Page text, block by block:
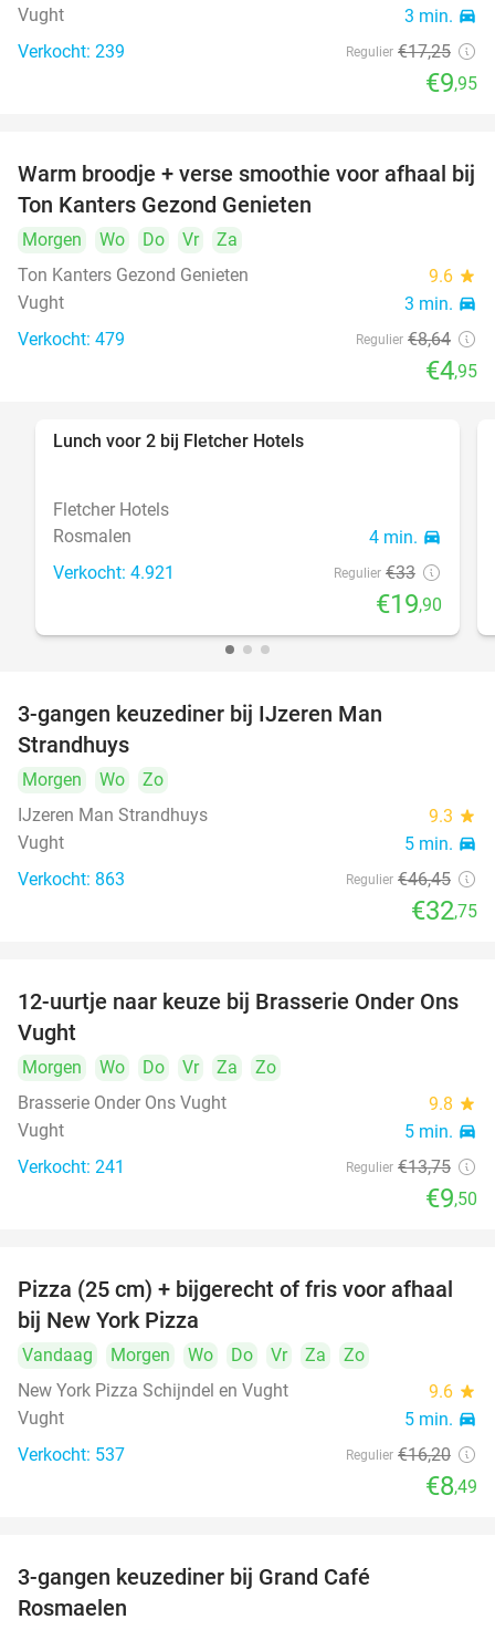
Vught 3 min. directions_car
Verkocht: 239 Regulier €17,25
€9,95
43%
Warm broodje + verse smoothie voor afhaal bij
Ton Kanters Gezond Genieten
Morgen Wo Do Vr
Za
Ton Kanters Gezond Genieten
9.6 star
Vught 3 min. directions_car
Verkocht: 479 Regulier €8,64
€4,95
Lunch voor 2 bij Fletcher Hotels
Fletcher Hotels
Rosmalen
4 min. directions_car
Verkocht: 4.921 Regulier €33
€19,90
3-gangen keuzediner bij IJzeren Man
Strandhuys
Morgen Wo
Zo
IJzeren Man Strandhuys
9.3 star
Vught 5 min. directions_car
Verkocht: 863 Regulier €46,45
€32,75
31%
12-uurtje naar keuze bij Brasserie Onder Ons
Vught
Morgen Wo Do Vr Za
Zo
Brasserie Onder Ons Vught
9.8 star
Vught 5 min. directions_car
Verkocht: 241 Regulier €13,75
€9,50
48%
Pizza (25 cm) + bijgerecht of fris voor afhaal
bij New York Pizza
Vandaag Morgen Wo Do Vr Za
Zo
New York Pizza Schijndel en Vught
9.6 star
Vught 5 min. directions_car
Verkocht: 537 Regulier €16,20
€8,49
3-gangen keuzediner bij Grand Café
Rosmaelen